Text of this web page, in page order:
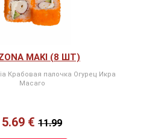
MAKI (8 ШТ)
Крабовая палочка Огурец Икра
Масаго
5.69 € 11.99